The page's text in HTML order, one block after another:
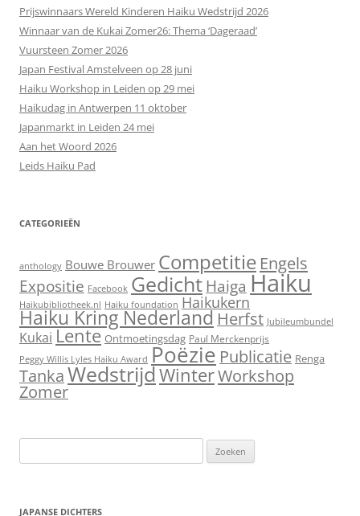
Prijswinnaars Wereld Kinderen Haiku Wedstrijd 2026
Winnaar van de Kukai Zomer26: Thema ‘Dageraad’
Vuursteen Zomer 2026
Japan Festival Amstelveen op 28 juni
Haiku Workshop in Leiden op 29 mei
Haikudag in Antwerpen 11 oktober
Japanmarkt in Leiden 24 mei
Aan het Woord 2026
Leids Haiku Pad
CATEGORIEËN
anthology Bouwe Brouwer Competitie Engels
Expositie Facebook Gedicht Haiga Haiku
Haikubibliotheek.nl Haiku foundation Haikukern
Haiku Kring Nederland Herfst Jubileumbundel
Kukai Lente Ontmoetingsdag Paul Merckenprijs
Peggy Willis Lyles Haiku Award Poëzie Publicatie Renga
TankaWedstrijdWinterWorkshop
Zomer
naar:
JAPANSE DICHTERS